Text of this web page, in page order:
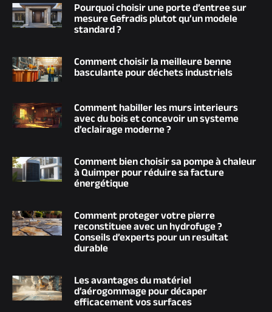
Pourquoi choisir une porte d’entree sur
mesure Gefradis plutot qu’un modele
standard ?
Comment choisir la meilleure benne
basculante pour déchets industriels
Comment habiller les murs interieurs
avec du bois et concevoir un systeme
d’eclairage moderne ?
Comment bien choisir sa pompe à chaleur
à Quimper pour réduire sa facture
énergétique
Comment proteger votre pierre
reconstituee avec un hydrofuge ?
Conseils d’experts pour un resultat
durable
Les avantages du matériel
d’aérogommage pour décaper
efficacement vos surfaces